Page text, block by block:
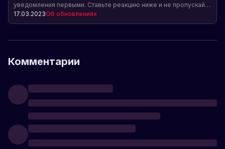
уведомления первыми. Ставьте реакцию ниже и не пропускайте
важные анонсы и обновления.
17.03.2023Об обновлениях
Комментарии